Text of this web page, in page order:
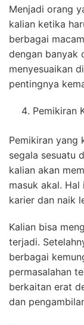
Menjadi orang
kalian ketika
berbagai
dengan banyak
menyesuaikan
pentingnya
Pemikiran
Pemikiran yang
segala sesuatu
kalian akan
masuk akal.
karier dan naik
Kalian bisa
terjadi.
berbagai
permasalahan
berkaitan erat
dan